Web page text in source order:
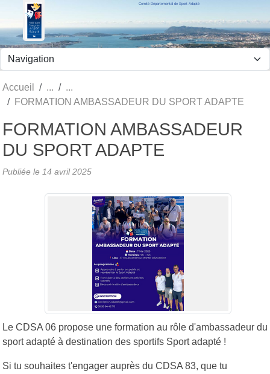
Comité Départemental de Sport Adapté
Accueil
FORMATION AMBASSADEUR DU SPORT ADAPTE
FORMATION AMBASSADEUR
DU SPORT ADAPTE
Publiée le 14 avril 2025
Le CDSA 06 propose une formation au rôle d'ambassadeur du
sport adapté à destination des sportifs Sport adapté !
Si tu souhaites t'engager auprès du CDSA 83, que tu
Panneau de gestion des cookies